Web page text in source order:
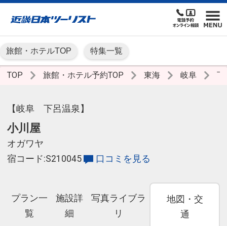
旅館・ホテルTOP 特集一覧
TOP 旅館・ホテル予約TOP 東海 岐阜 下
【岐阜 下呂温泉】
小川屋
オガワヤ
宿コード:S210045
口コミを見る
プラン一
覧
施設詳
細
写真ライブラ
リ
地図・交
通